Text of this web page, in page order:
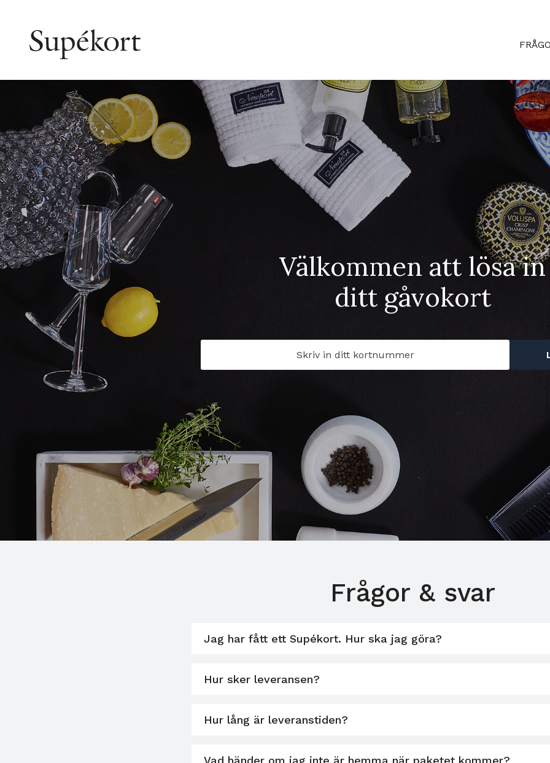
Välkommen att lösa in
ditt gåvokort
Frågor & svar
Jag har fått ett Supékort. Hur ska jag göra?
Hur sker leveransen?
Hur lång är leveranstiden?
Vad händer om jag inte är hemma när paketet kommer?